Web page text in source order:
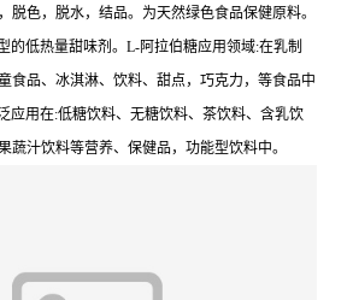
脱色，脱水，结品。为天然绿色食品保健原料。
的低热量甜味剂。L-阿拉伯糖应用领域:在乳制
食品、冰淇淋、饮料、甜点，巧克力，等食品中
应用在:低糖饮料、无糖饮料、茶饮料、含乳饮
蔬汁饮料等营养、保健品，功能型饮料中。